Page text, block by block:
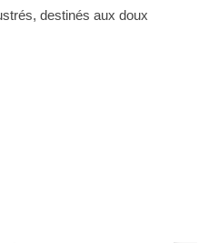
destinés aux doux